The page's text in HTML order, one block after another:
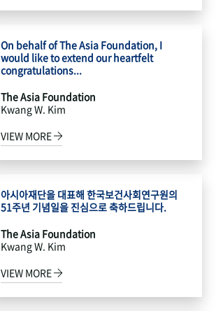
On behalf of The Asia Foundation, I
would like to extend our heartfelt
congratulations...
The Asia Foundation
Kwang W. Kim
VIEW MORE
아시아재단을 대표해 한국보건사회연구원의
51주년 기념일을 진심으로 축하드립니다.
The Asia Foundation
Kwang W. Kim
VIEW MORE